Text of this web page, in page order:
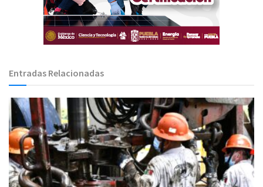
Entradas Relacionadas